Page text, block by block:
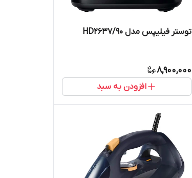
توستر فیلیپس مدل HD2637/90
8,900,000
افزودن به سبد